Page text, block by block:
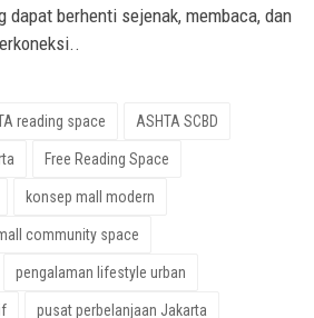
dapat berhenti sejenak, membaca, dan
reading space ASHTA SCBD
Free Reading Space
konsep mall modern
community space
pengalaman lifestyle urban
pusat perbelanjaan Jakarta